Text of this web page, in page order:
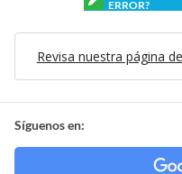
ERROR?
Revisa nuestra página
Síguenos en: